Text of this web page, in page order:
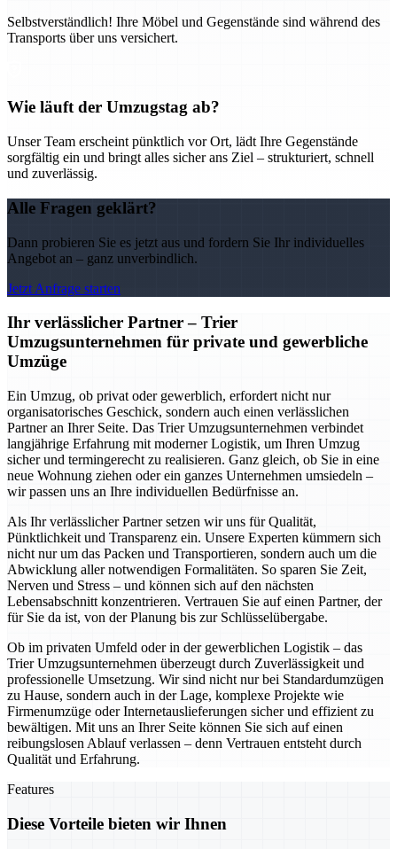
Selbstverständlich! Ihre Möbel und Gegenstände sind während des
Transports über uns versichert.
Wie läuft der Umzugstag ab?
Unser Team erscheint pünktlich vor Ort, lädt Ihre Gegenstände
sorgfältig ein und bringt alles sicher ans Ziel – strukturiert, schnell
und zuverlässig.
Alle Fragen geklärt?
Dann probieren Sie es jetzt aus und fordern Sie Ihr individuelles
Angebot an – ganz unverbindlich.
Jetzt Anfrage starten
Ihr verlässlicher Partner – Trier
Umzugsunternehmen für private und gewerbliche
Umzüge
Ein Umzug, ob privat oder gewerblich, erfordert nicht nur
organisatorisches Geschick, sondern auch einen verlässlichen
Partner an Ihrer Seite. Das Trier Umzugsunternehmen verbindet
langjährige Erfahrung mit moderner Logistik, um Ihren Umzug
sicher und termingerecht zu realisieren. Ganz gleich, ob Sie in eine
neue Wohnung ziehen oder ein ganzes Unternehmen umsiedeln –
wir passen uns an Ihre individuellen Bedürfnisse an.
Als Ihr verlässlicher Partner setzen wir uns für Qualität,
Pünktlichkeit und Transparenz ein. Unsere Experten kümmern sich
nicht nur um das Packen und Transportieren, sondern auch um die
Abwicklung aller notwendigen Formalitäten. So sparen Sie Zeit,
Nerven und Stress – und können sich auf den nächsten
Lebensabschnitt konzentrieren. Vertrauen Sie auf einen Partner, der
für Sie da ist, von der Planung bis zur Schlüsselübergabe.
Ob im privaten Umfeld oder in der gewerblichen Logistik – das
Trier Umzugsunternehmen überzeugt durch Zuverlässigkeit und
professionelle Umsetzung. Wir sind nicht nur bei Standardumzügen
zu Hause, sondern auch in der Lage, komplexe Projekte wie
Firmenumzüge oder Internetauslieferungen sicher und effizient zu
bewältigen. Mit uns an Ihrer Seite können Sie sich auf einen
reibungslosen Ablauf verlassen – denn Vertrauen entsteht durch
Qualität und Erfahrung.
Features
Diese Vorteile bieten wir Ihnen